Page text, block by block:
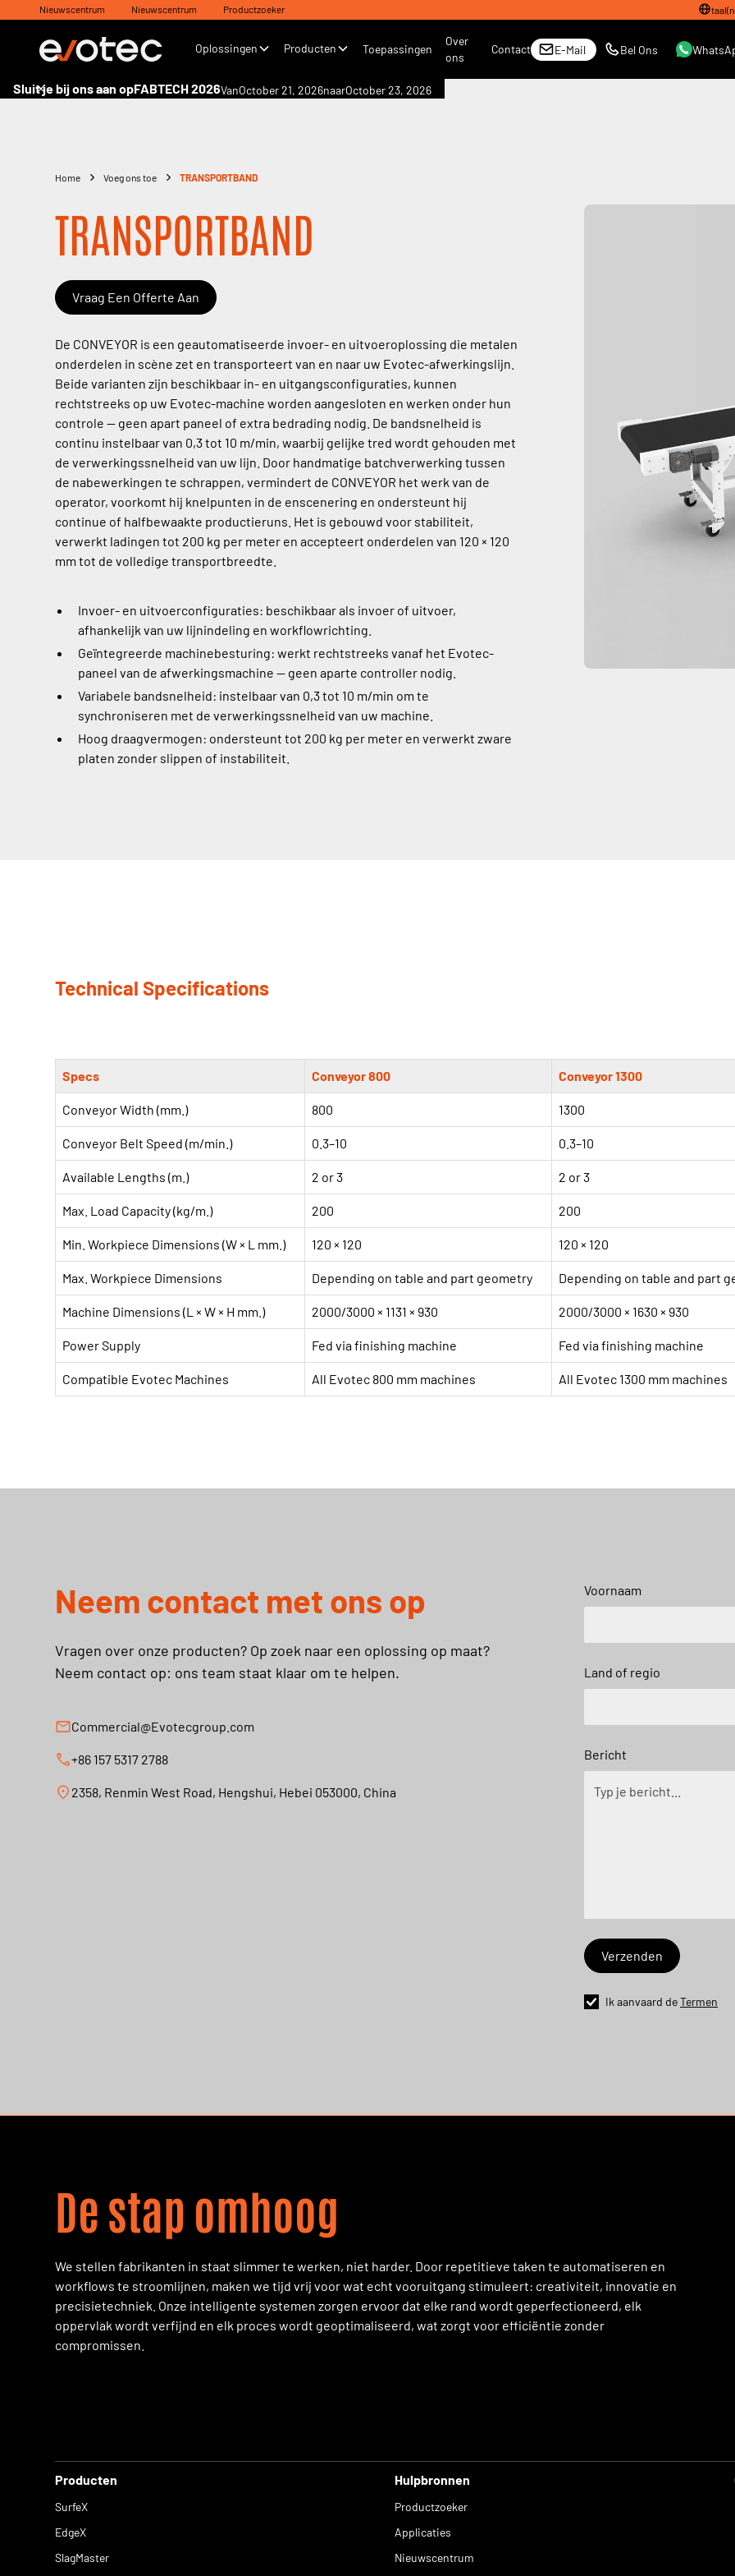
Nieuwscentrum Nieuwscentrum Productzoeker taal(nl
Oplossingen Producten Toepassingen
Over
ons
Contact E-Mail Bel Ons
Sluit je bij ons aan opFABTECH 2026VanOctober 21, 2026naarOctober 23, 2026
Home Voeg ons toe TRANSPORTBAND
TRANSPORTBAND
Vraag Een Offerte Aan
De CONVEYOR is een geautomatiseerde invoer- en uitvoeroplossing die metalen
onderdelen in scène zet en transporteert van en naar uw Evotec-afwerkingslijn.
Beide varianten zijn beschikbaar in- en uitgangsconfiguraties, kunnen
rechtstreeks op uw Evotec-machine worden aangesloten en werken onder hun
controle — geen apart paneel of extra bedrading nodig. De bandsnelheid is
continu instelbaar van 0,3 tot 10 m/min, waarbij gelijke tred wordt gehouden met
de verwerkingssnelheid van uw lijn. Door handmatige batchverwerking tussen
de nabewerkingen te schrappen, vermindert de CONVEYOR het werk van de
operator, voorkomt hij knelpunten in de enscenering en ondersteunt hij
continue of halfbewaakte productieruns. Het is gebouwd voor stabiliteit,
verwerkt ladingen tot 200 kg per meter en accepteert onderdelen van 120 × 120
mm tot de volledige transportbreedte.
Invoer- en uitvoerconfiguraties: beschikbaar als invoer of uitvoer,
afhankelijk van uw lijnindeling en workflowrichting.
Geïntegreerde machinebesturing: werkt rechtstreeks vanaf het Evotec-
paneel van de afwerkingsmachine — geen aparte controller nodig.
Variabele bandsnelheid: instelbaar van 0,3 tot 10 m/min om te
synchroniseren met de verwerkingssnelheid van uw machine.
Hoog draagvermogen: ondersteunt tot 200 kg per meter en verwerkt zware
platen zonder slippen of instabiliteit.
Technical Specifications
Specs Conveyor 800 Conveyor 1300
Conveyor Width (mm.) 800 1300
Conveyor Belt Speed (m/min.) 0.3–10 0.3–10
Available Lengths (m.) 2 or 3 2 or 3
Max. Load Capacity (kg/m.) 200 200
Min. Workpiece Dimensions (W × L mm.) 120 × 120 120 × 120
Max. Workpiece Dimensions Depending on table and part geometry Depending on table and part
Machine Dimensions (L × W × H mm.) 2000/3000 × 1131 × 930 2000/3000 × 1630 × 930
Power Supply Fed via finishing machine Fed via finishing machine
Compatible Evotec Machines All Evotec 800 mm machines All Evotec 1300 mm machines
Neem contact met ons op
Vragen over onze producten? Op zoek naar een oplossing op maat?
Neem contact op: ons team staat klaar om te helpen.
Commercial@Evotecgroup.com
+86 157 5317 2788
2358, Renmin West Road, Hengshui, Hebei 053000, China
Voornaam
Land of regio
Bericht
Ik aanvaard deTermen
De stap omhoog
We stellen fabrikanten in staat slimmer te werken, niet harder. Door repetitieve taken te automatiseren en
workflows te stroomlijnen, maken we tijd vrij voor wat echt vooruitgang stimuleert: creativiteit, innovatie en
precisietechniek. Onze intelligente systemen zorgen ervoor dat elke rand wordt geperfectioneerd, elk
oppervlak wordt verfijnd en elk proces wordt geoptimaliseerd, wat zorgt voor efficiëntie zonder
compromissen.
Producten
SurfeX
EdgeX
SlagMaster
Hulpbronnen
Productzoeker
Applicaties
Nieuwscentrum